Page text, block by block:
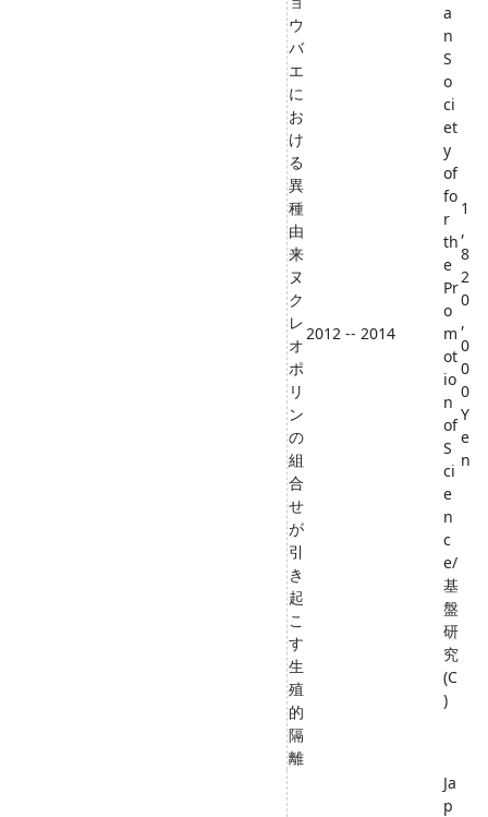
ウ
バ
エ
に
お
け
る
異
種
由
来
ヌ
ク
レ
オ
ポ
リ
ン
の
組
合
せ
が
引
き
起
こ
す
生
殖
的
隔
離
2012 -- 2014
a
n
S
o
ci
et
y
of
fo
r
th
e
Pr
o
m
ot
io
n
of
S
ci
e
n
c
e/
基
盤
研
究
(C
)
1
,
8
2
0
,
0
0
0
Y
e
n
Ja
p